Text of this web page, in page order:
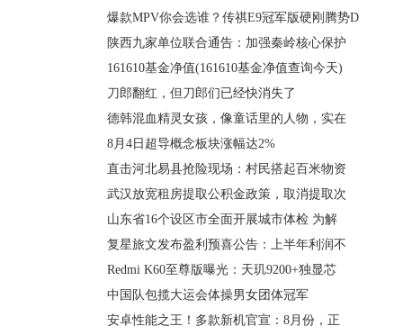
爆款MPV你会选谁？传祺E9冠军版硬刚腾势D
陕西九家单位联合通告：加强秦岭核心保护
161610基金净值(161610基金净值查询今天)
刀郎翻红，但刀郎们已经快消失了
德韩混血精灵女孩，像童话里的人物，实在
8月4日超导概念板块涨幅达2%
直击河北易县抢险现场：村民搭起百米物资
武汉放宽租房提取公积金政策，取消提取次
山东省16个设区市全面开展城市体检 为解
复星旅文发布盈利预喜公告：上半年利润不
Redmi K60至尊版曝光：天玑9200+独显芯
中国队包揽大运会体操男女团体冠军
安卓性能之王！多款新机官宣：8月份，正